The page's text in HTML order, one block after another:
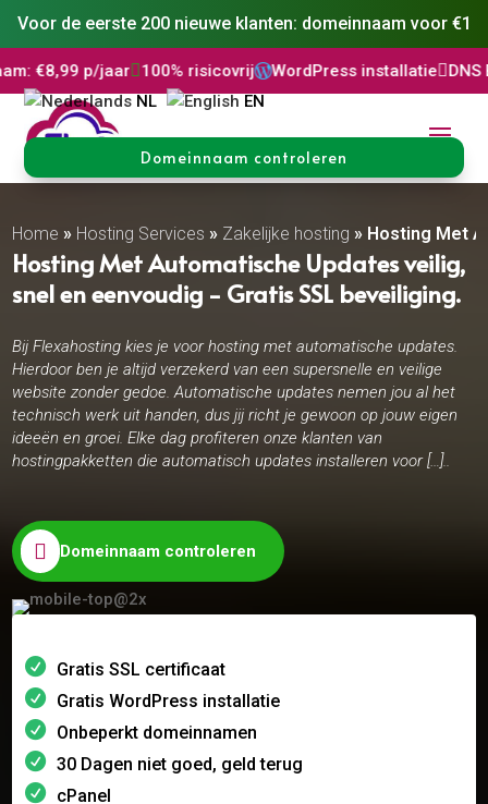
Voor de eerste 200 nieuwe klanten: domeinnaam voor €1
100% risicovrijWordPress installatieDNS Beheer30
NL
EN
Domeinnaam controleren
Home » Hosting Services » Zakelijke hosting » Hosting Met
Hosting Met Automatische Updates veilig,
snel en eenvoudig - Gratis SSL beveiliging.
Bij Flexahosting kies je voor hosting met automatische updates.
Hierdoor ben je altijd verzekerd van een supersnelle en veilige
website zonder gedoe. Automatische updates nemen jou al het
technisch werk uit handen, dus jij richt je gewoon op jouw eigen
ideeën en groei. Elke dag profiteren onze klanten van
hostingpakketten die automatisch updates installeren voor […]..
 Domeinnaam controleren
Gratis SSL certificaat
Gratis WordPress installatie
Onbeperkt domeinnamen
30 Dagen niet goed, geld terug
cPanel